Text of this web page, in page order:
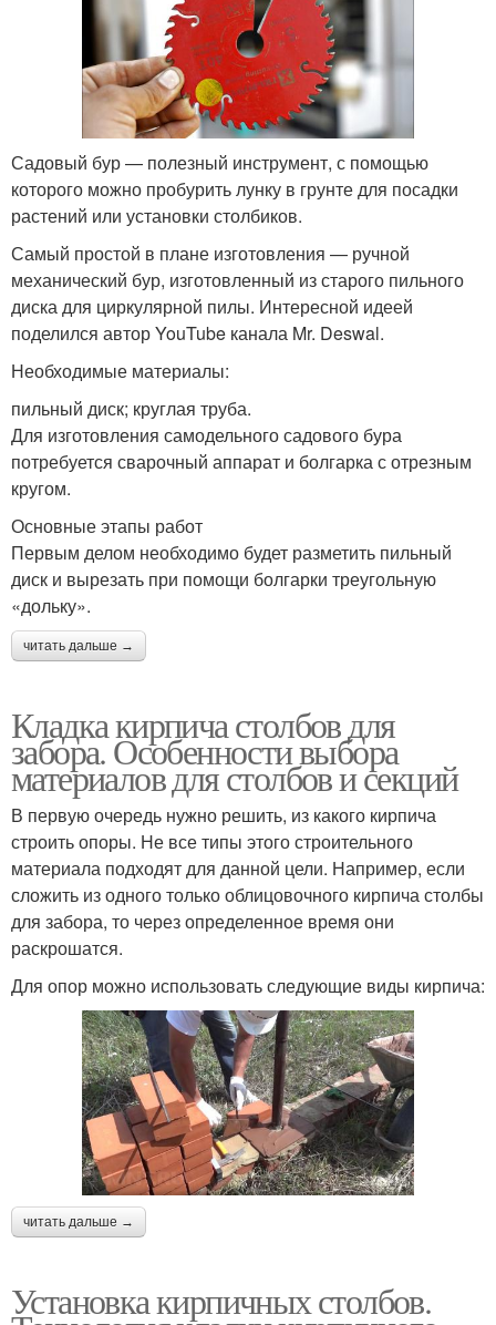
Садовый бур — полезный инструмент, с помощью
которого можно пробурить лунку в грунте для посадки
растений или установки столбиков.
Самый простой в плане изготовления — ручной
механический бур, изготовленный из старого пильного
диска для циркулярной пилы. Интересной идеей
поделился автор YouTube канала Mr. Deswal.
Необходимые материалы:
пильный диск; круглая труба.
Для изготовления самодельного садового бура
потребуется сварочный аппарат и болгарка с отрезным
кругом.
Основные этапы работ
Первым делом необходимо будет разметить пильный
диск и вырезать при помощи болгарки треугольную
«дольку».
читать дальше →
Кладка кирпича столбов для
забора. Особенности выбора
материалов для столбов и секций
В первую очередь нужно решить, из какого кирпича
строить опоры. Не все типы этого строительного
материала подходят для данной цели. Например, если
сложить из одного только облицовочного кирпича столбы
для забора, то через определенное время они
раскрошатся.
Для опор можно использовать следующие виды кирпича:
читать дальше →
Установка кирпичных столбов.